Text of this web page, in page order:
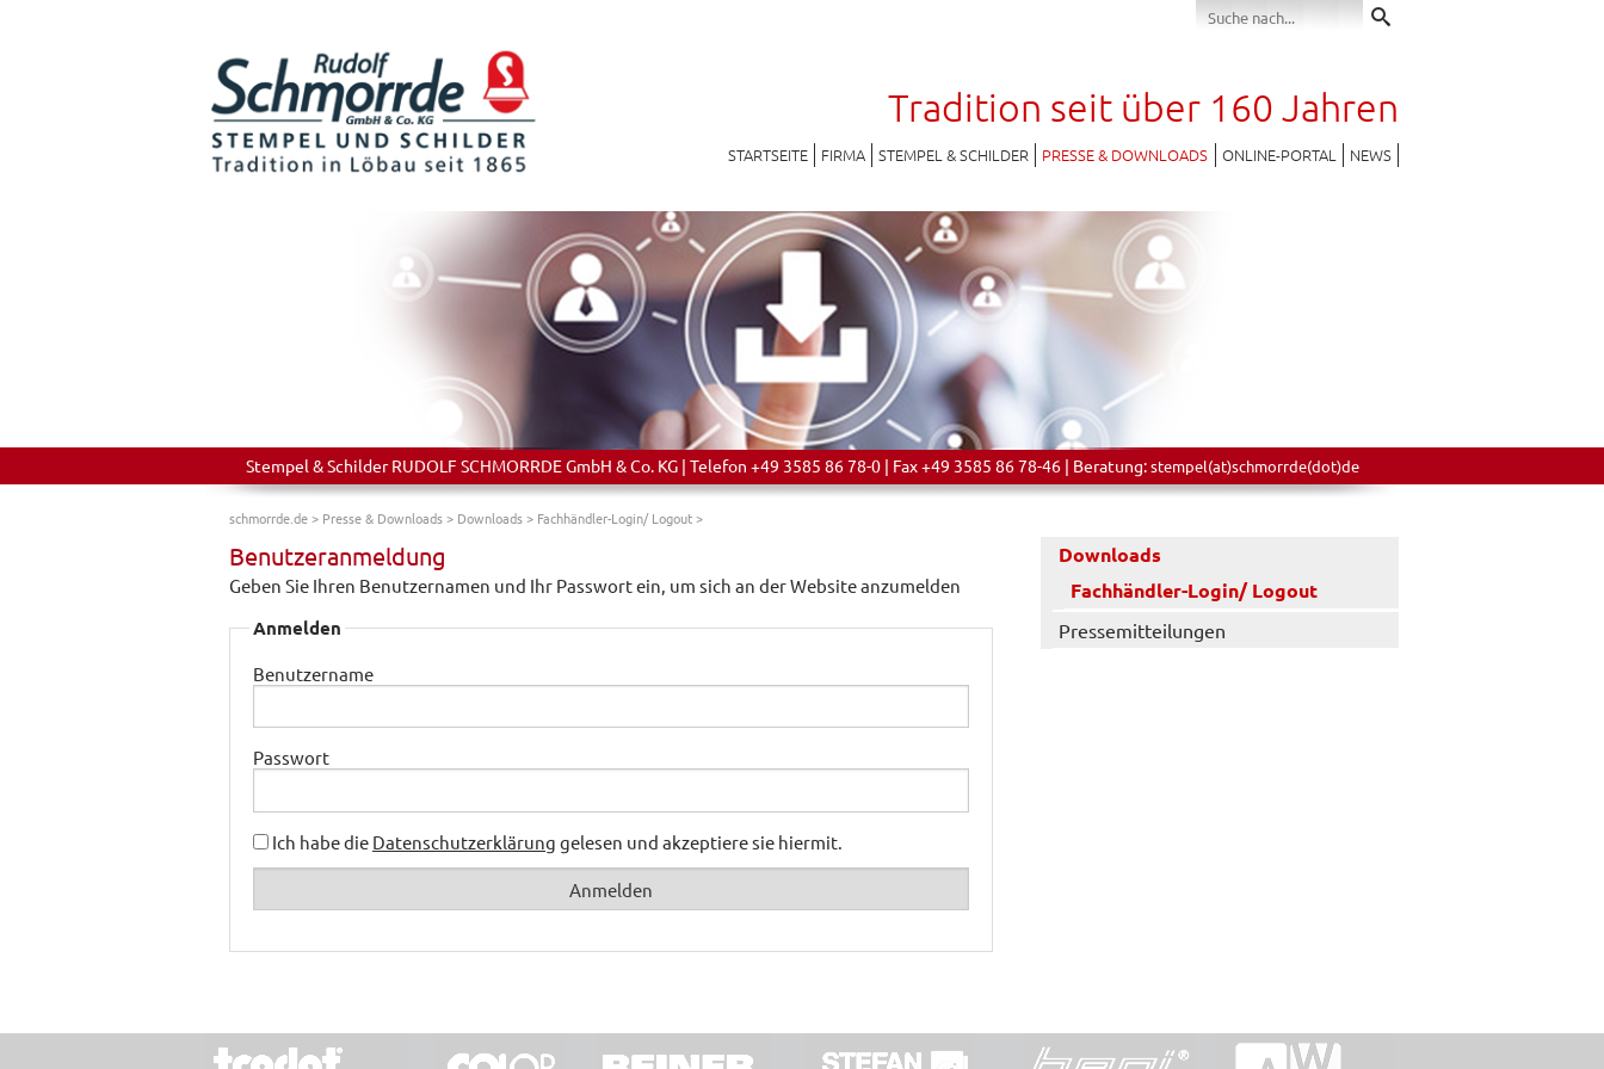
Tradition seit über 160 Jahren
STARTSEITE FIRMA STEMPEL & SCHILDER PRESSE & DOWNLOADS ONLINE-PORTAL NEWS
Stempel & Schilder RUDOLF SCHMORRDE GmbH & Co. KG | Telefon +49 3585 86 78-0 | Fax +49 3585 86 78-46 | Beratung:stempel(at)schmorrde(dot)de
schmorrde.de> Presse & Downloads> Downloads> Fachhändler-Login/ Logout>
Benutzeranmeldung
Geben Sie Ihren Benutzernamen und Ihr Passwort ein, um sich an der Website anzumelden
Anmelden
Benutzername
Passwort
Ich habe die Datenschutzerklärung gelesen und akzeptiere sie hiermit.
Downloads
Fachhändler-Login/ Logout
Pressemitteilungen